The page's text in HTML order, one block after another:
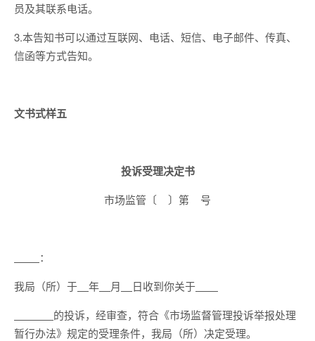
员及其联系电话。
3.本告知书可以通过互联网、电话、短信、电子邮件、传真、
信函等方式告知。
文书式样五
投诉受理决定书
市场监管〔 〕第 号
：
我局（所）于
年 月
日收到你关于
的投诉，经审查，符合《市场监督管理投诉举报处理
暂行办法》规定的受理条件，我局（所）决定受理。